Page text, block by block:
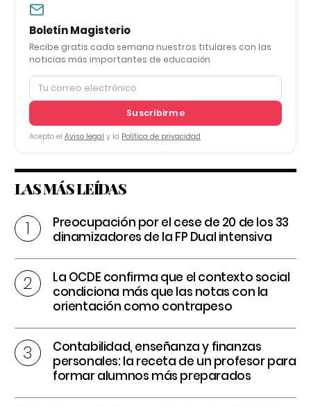
Boletín Magisterio
Recibe gratis cada semana nuestros titulares con las
noticias más importantes de educación
Suscribirme
Acepto el Aviso legal y la Política de privacidad
LAS MÁS LEÍDAS
Preocupación por el cese de 20 de los 33
dinamizadores de la FP Dual intensiva
La OCDE confirma que el contexto social
condiciona más que las notas con la
orientación como contrapeso
Contabilidad, enseñanza y finanzas
personales: la receta de un profesor para
formar alumnos más preparados